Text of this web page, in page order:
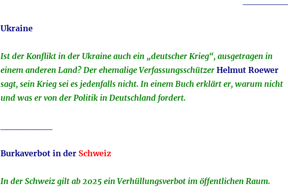
Ukraine
Ist der Konflikt in der Ukraine auch ein „deutscher Krieg“, ausgetragen in
einem anderen Land? Der ehemalige Verfassungsschützer Helmut Roewer
sagt, sein Krieg sei es jedenfalls nicht. In einem Buch erklärt er, warum nicht
und was er von der Politik in Deutschland fordert.
Burkaverbot in der Schweiz
In der Schweiz gilt ab 2025 ein Verhüllungsverbot im öffentlichen Raum.